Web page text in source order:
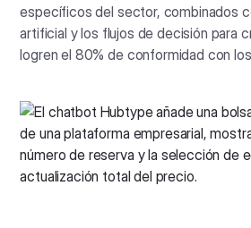
específicos del sector, combinados
artificial y los flujos de decisión para
logren el 80% de conformidad con